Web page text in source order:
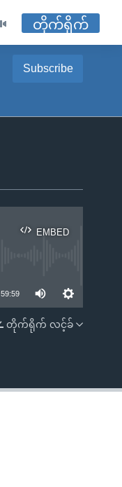
တိုက်ရိုက်
Subscribe
EMBED
EMBED
59:59
တိုက်ရိုက် လင့်ခ်